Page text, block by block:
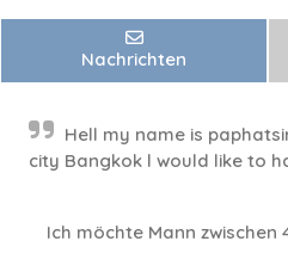
Nachrichten
Hell my name is
city Bangkok l would like to
Ich möchte Mann